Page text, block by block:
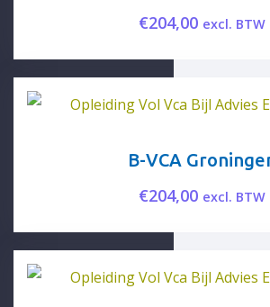
€204,00 excl. BTW
B-VCA
€204,00 excl. BTW